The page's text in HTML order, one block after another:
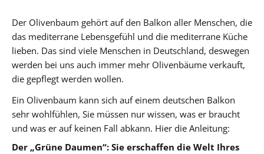
Der Olivenbaum gehört auf den Balkon aller Menschen, die
das mediterrane Lebensgefühl und die mediterrane Küche
lieben. Das sind viele Menschen in Deutschland, deswegen
werden bei uns auch immer mehr Olivenbäume verkauft,
die gepflegt werden wollen.
Ein Olivenbaum kann sich auf einem deutschen Balkon
sehr wohlfühlen, Sie müssen nur wissen, was er braucht
und was er auf keinen Fall abkann. Hier die Anleitung:
Der „Grüne Daumen“: Sie erschaffen die Welt Ihres